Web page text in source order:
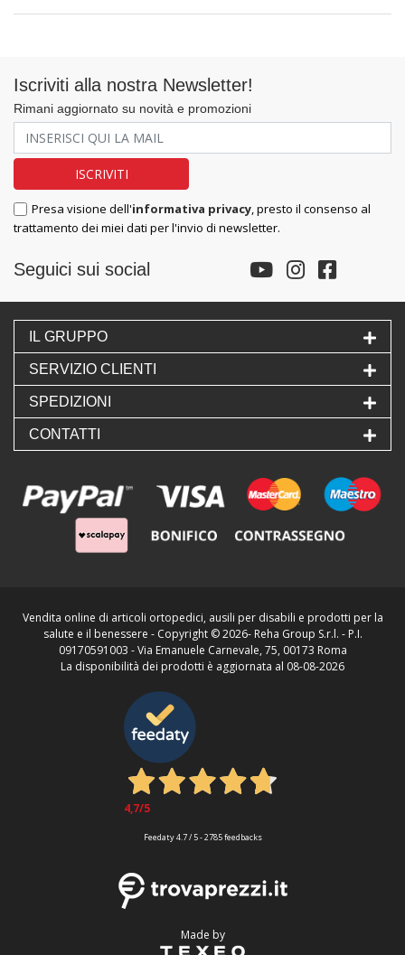
Iscriviti alla nostra Newsletter!
Rimani aggiornato su novità e promozioni
Presa visione dell'informativa privacy , presto il consenso al
trattamento dei miei dati per l'invio di newsletter.
Seguici sui social
IL GRUPPO
SERVIZIO CLIENTI
SPEDIZIONI
CONTATTI
Vendita online di articoli ortopedici, ausili per disabili e prodotti per la
salute e il benessere - Copyright ©2026- Reha Group S.r.l. - P.I.
09170591003 - Via Emanuele Carnevale, 75, 00173 Roma
La disponibilità dei prodotti è aggiornata al 08-08-2026
4,7/5
Feedaty4.7/ 5-2785feedbacks
Made by